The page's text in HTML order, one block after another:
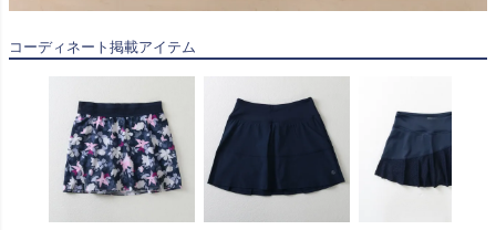
コーディネート掲載アイテム